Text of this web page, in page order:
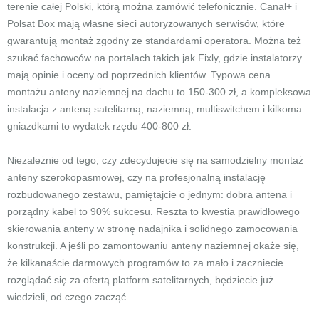
terenie całej Polski, którą można zamówić telefonicznie. Canal+ i
Polsat Box mają własne sieci autoryzowanych serwisów, które
gwarantują montaż zgodny ze standardami operatora. Można też
szukać fachowców na portalach takich jak Fixly, gdzie instalatorzy
mają opinie i oceny od poprzednich klientów. Typowa cena
montażu anteny naziemnej na dachu to 150-300 zł, a kompleksowa
instalacja z anteną satelitarną, naziemną, multiswitchem i kilkoma
gniazdkami to wydatek rzędu 400-800 zł.
Niezależnie od tego, czy zdecydujecie się na samodzielny montaż
anteny szerokopasmowej, czy na profesjonalną instalację
rozbudowanego zestawu, pamiętajcie o jednym: dobra antena i
porządny kabel to 90% sukcesu. Reszta to kwestia prawidłowego
skierowania anteny w stronę nadajnika i solidnego zamocowania
konstrukcji. A jeśli po zamontowaniu anteny naziemnej okaże się,
że kilkanaście darmowych programów to za mało i zaczniecie
rozglądać się za ofertą platform satelitarnych, będziecie już
wiedzieli, od czego zacząć.